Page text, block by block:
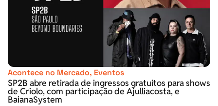
Acontece no Mercado, Eventos
SP2B abre retirada de ingressos gratuitos para shows
de Criolo, com participação de Ajulliacosta, e
BaianaSystem